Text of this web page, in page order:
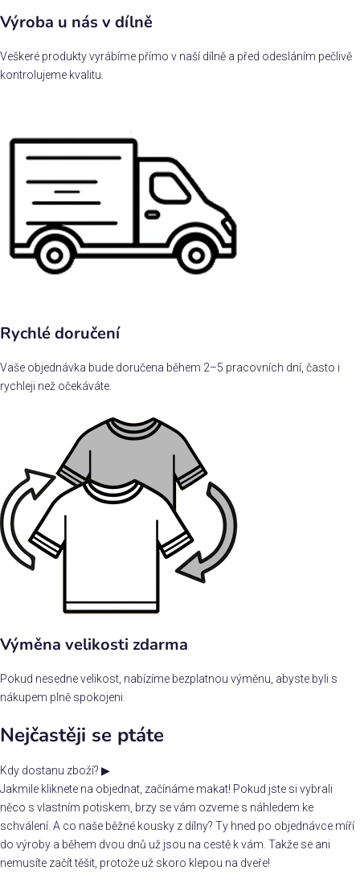
Výroba u nás v dílně
Veškeré produkty vyrábíme přímo v naší dílně a před odesláním pečlivě
kontrolujeme kvalitu.
Rychlé doručení
Vaše objednávka bude doručena během 2–5 pracovních dní, často i
rychleji než očekáváte.
Výměna velikosti zdarma
Pokud nesedne velikost, nabízíme bezplatnou výměnu, abyste byli s
nákupem plně spokojeni.
Nejčastěji se ptáte
Kdy dostanu zboží? ▶
Jakmile kliknete na objednat, začínáme makat! Pokud jste si vybrali
něco s vlastním potiskem, brzy se vám ozveme s náhledem ke
schválení. A co naše běžné kousky z dílny? Ty hned po objednávce míří
do výroby a během dvou dnů už jsou na cestě k vám. Takže se ani
nemusíte začít těšit, protože už skoro klepou na dveře!